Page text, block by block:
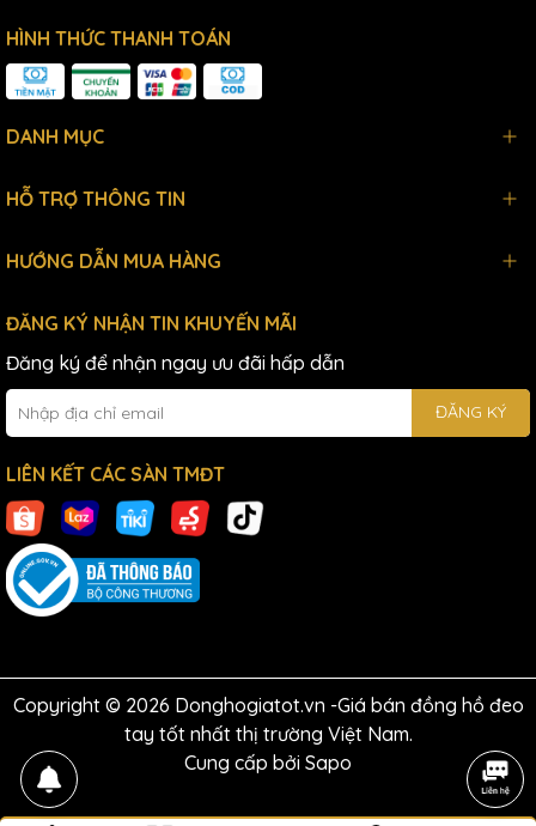
HÌNH THỨC THANH TOÁN
DANH MỤC
HỖ TRỢ THÔNG TIN
HƯỚNG DẪN MUA HÀNG
ĐĂNG KÝ NHẬN TIN KHUYẾN MÃI
Đăng ký để nhận ngay ưu đãi hấp dẫn
ĐĂNG KÝ
LIÊN KẾT CÁC SÀN TMĐT
Copyright © 2026 Donghogiatot.vn -Giá bán đồng hồ đeo
tay tốt nhất thị trường Việt Nam.
Cung cấp bởi Sapo